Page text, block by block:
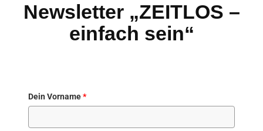
Newsletter „ZEITLOS –
einfach sein“
Dein Vorname*